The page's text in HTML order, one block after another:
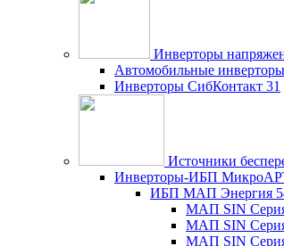
Инверторы
Автомобильные инверторы
Инверторы СибКонтакт 31
Источники
Инверторы-ИБП
ИБП МАП Энергия
МАП SIN
МАП SIN
МАП SIN